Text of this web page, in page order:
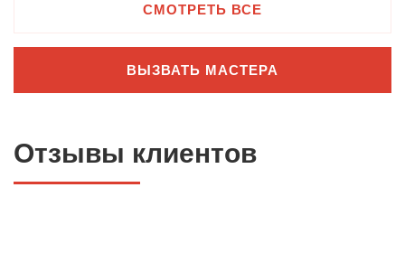
СМОТРЕТЬ ВСЕ
ВЫЗВАТЬ МАСТЕРА
Отзывы клиентов